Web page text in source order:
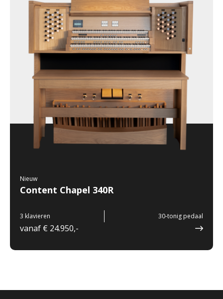
Nieuw
Content Chapel 340R
3 klavieren 30-tonig pedaal
vanaf € 24.950,-